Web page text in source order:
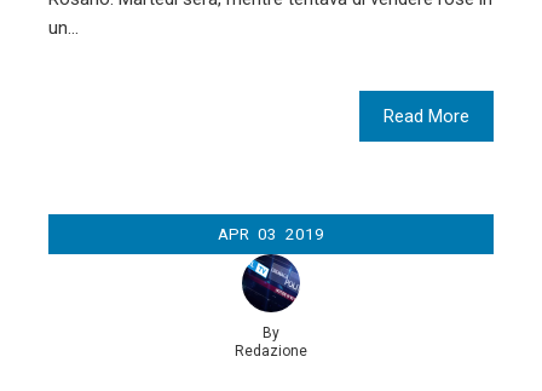
un…
Read More
APR 03 2019
By
Redazione